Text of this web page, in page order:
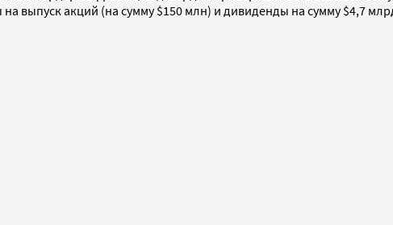
выпуск акций (на сумму $150 млн) и дивиденды на сумму $4,7